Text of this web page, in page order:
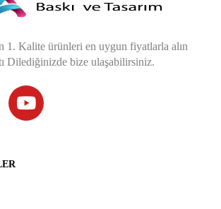
1. Kalite ürünleri en uygun fiyatlarla alın
Dilediğinizde bize ulaşabilirsiniz.